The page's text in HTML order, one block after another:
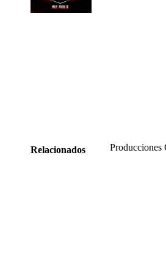
Relacionados Producciones